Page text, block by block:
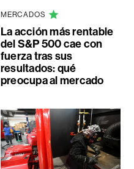
MERCADOS
La acción más rentable
del S&P 500 cae con
fuerza tras sus
resultados: qué
preocupa al mercado